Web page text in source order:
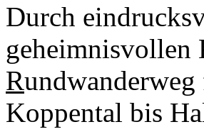
Durch
Rundwanderweg
Koppental bis